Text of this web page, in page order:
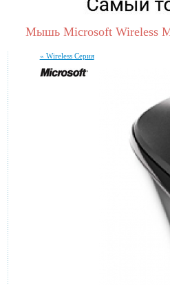
Мышь Microsoft Wireless
« Wireless Серия